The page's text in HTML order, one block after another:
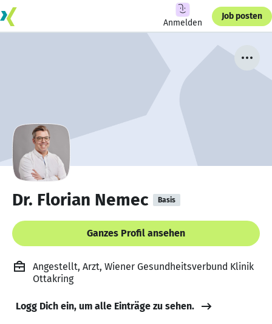
Anmelden
Job posten
Dr. Florian Nemec Basis
Ganzes Profil ansehen
Angestellt, Arzt, Wiener Gesundheitsverbund Klinik
Ottakring
Logg Dich ein, um alle Einträge zu sehen.